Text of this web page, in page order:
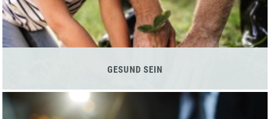
GESUND SEIN